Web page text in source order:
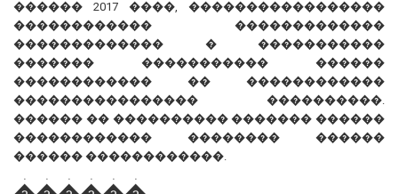
������ 2017 ����, �����������������
������������ �������������
������������� � �����������
������� ����������� ������
������������ �� ������������
���������������� ����������.
������ �� ���������� ������� ������
������������ �������� ������
������ ������������.